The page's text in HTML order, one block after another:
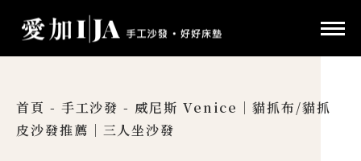
首頁 - 手工沙發 - 威尼斯 Venice｜貓抓布/貓抓
皮沙發推薦｜三人坐沙發